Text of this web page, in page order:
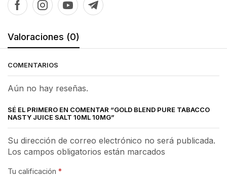
Valoraciones (0)
COMENTARIOS
Aún no hay reseñas.
SÉ EL PRIMERO EN COMENTAR “GOLD BLEND PURE TABACCO
NASTY JUICE SALT 10ML 10MG”
Su dirección de correo electrónico no será publicada.
Los campos obligatorios están marcados
Tu calificación *